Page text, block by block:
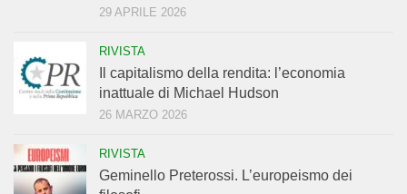
29 APRILE 2026
RIVISTA
Il capitalismo della rendita: l’economia
inattuale di Michael Hudson
26 MARZO 2026
RIVISTA
Geminello Preterossi. L’europeismo dei